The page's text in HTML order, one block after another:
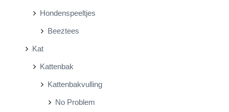
Hondenspeeltjes
Beeztees
Kat
Kattenbak
Kattenbakvulling
No Problem